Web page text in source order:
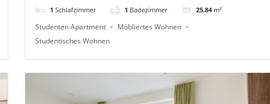
1 Schlafzimmer 1 Badezimmer 25.84 m²
Studenten Apartment
Möbliertes Wohnen
Studentisches Wohnen